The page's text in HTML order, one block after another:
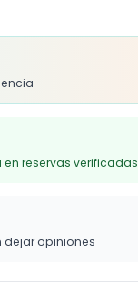
reservas verificadas
dejar opiniones